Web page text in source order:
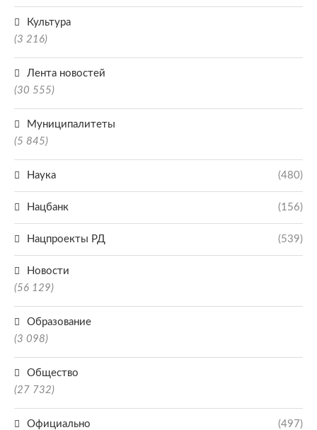
Культура
(3 216)
Лента новостей
(30 555)
Муниципалитеты
(5 845)
Наука (480)
Нацбанк (156)
Нацпроекты РД (539)
Новости
(56 129)
Образование
(3 098)
Общество
(27 732)
Официально (497)